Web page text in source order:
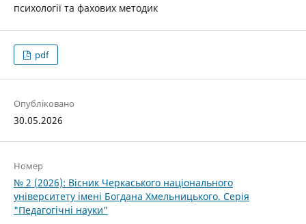
психології та фахових методик
pdf
Опубліковано
30.05.2026
Номер
№ 2 (2026): Вісник Черкаського національного
університету імені Богдана Хмельницького. Серія
"Педагогічні науки"